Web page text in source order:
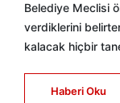
Belediye Meclisi
verdiklerini
kalacak hiçbir
Haberi Oku